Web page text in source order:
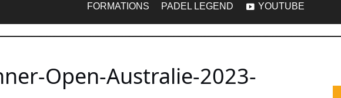
FORMATIONS PADEL LEGEND YOUTUBE
Open-Australie-2023-